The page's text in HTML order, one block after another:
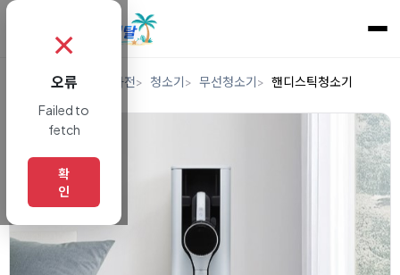
렌탈 디지털/가전 청소기 무선청소기 핸디스틱청소기
✗
오류
Failed to
fetch
확
인